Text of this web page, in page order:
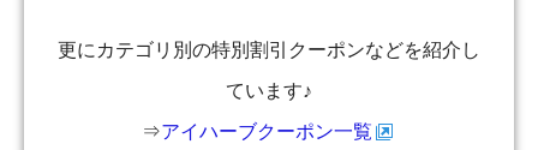
更にカテゴリ別の特別割引クーポンなどを紹介し
ています♪
⇒アイハーブクーポン一覧